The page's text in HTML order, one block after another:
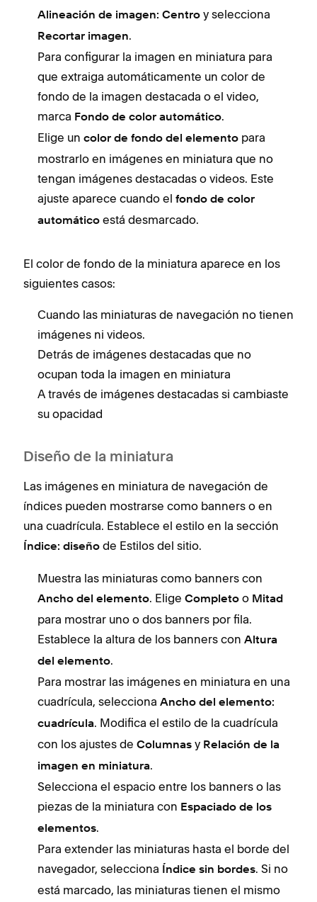
Alineación de imagen: Centro y selecciona
Recortar imagen.
Para configurar la imagen en miniatura para
que extraiga automáticamente un color de
fondo de la imagen destacada o el video,
marca Fondo de color automático.
Elige un color de fondo del elemento para
mostrarlo en imágenes en miniatura que no
tengan imágenes destacadas o videos. Este
ajuste aparece cuando el fondo de color
automático está desmarcado.
El color de fondo de la miniatura aparece en los
siguientes casos:
Cuando las miniaturas de navegación no tienen
imágenes ni videos.
Detrás de imágenes destacadas que no
ocupan toda la imagen en miniatura
A través de imágenes destacadas si cambiaste
su opacidad
Diseño de la miniatura
Las imágenes en miniatura de navegación de
índices pueden mostrarse como banners o en
una cuadrícula. Establece el estilo en la sección
Índice: diseño de Estilos del sitio.
Muestra las miniaturas como banners con
Ancho del elemento. Elige Completo o Mitad
para mostrar uno o dos banners por fila.
Establece la altura de los banners con Altura
del elemento.
Para mostrar las imágenes en miniatura en una
cuadrícula, selecciona Ancho del elemento:
cuadrícula. Modifica el estilo de la cuadrícula
con los ajustes de Columnas y Relación de la
imagen en miniatura.
Selecciona el espacio entre los banners o las
piezas de la miniatura con Espaciado de los
elementos.
Para extender las miniaturas hasta el borde del
navegador, selecciona
Índice sin bordes. Si no
está marcado, las miniaturas tienen el mismo